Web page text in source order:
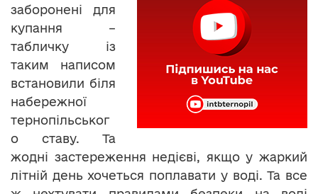
заборонені для
купання –
табличку із
таким написом
встановили біля
набережної
тернопільськог
о ставу. Та
жодні застереження недієві, якщо у жаркий
літній день хочеться поплавати у воді. Та все